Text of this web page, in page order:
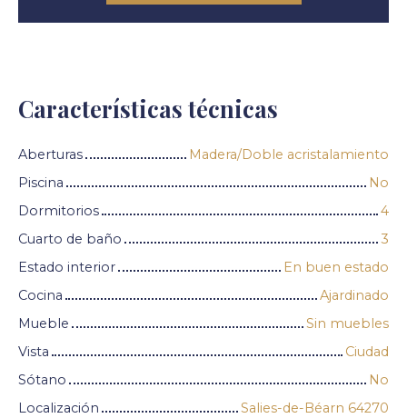
Características técnicas
Aberturas
Madera/Doble acristalamiento
Piscina
No
Dormitorios
4
Cuarto de baño
3
Estado interior
En buen estado
Cocina
Ajardinado
Mueble
Sin muebles
Vista
Ciudad
Sótano
No
Localización
Salies-de-Béarn 64270